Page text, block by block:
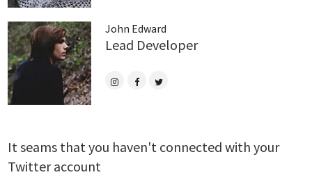
John Edward
Lead Developer
It seams that you haven't connected with your
Twitter account